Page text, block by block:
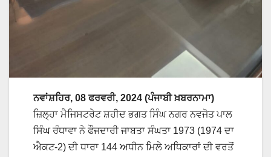
ਨਵਾਂਸ਼ਹਿਰ, 08 ਫਰਵਰੀ, 2024 (ਪੰਜਾਬੀ ਖ਼ਬਰਨਾਮਾ)
ਜ਼ਿਲ੍ਹਾ ਮੈਜਿਸਟਰੇਟ ਸ਼ਹੀਦ ਭਗਤ ਸਿੰਘ ਨਗਰ ਨਵਜੋਤ ਪਾਲ
ਸਿੰਘ ਰੰਧਾਵਾ ਨੇ ਫੌਜਦਾਰੀ ਜਾਬਤਾ ਸੰਘਤਾ 1973 (1974 ਦਾ
ਐਕਟ-2) ਦੀ ਧਾਰਾ 144 ਅਧੀਨ ਮਿਲੇ ਅਧਿਕਾਰਾਂ ਦੀ ਵਰਤੋਂ